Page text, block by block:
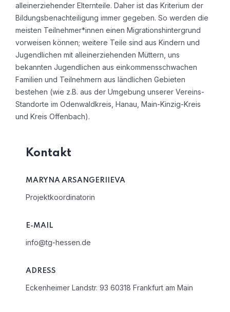
alleinerziehender Elternteile. Daher ist das Kriterium der
Bildungsbenachteiligung immer gegeben. So werden die
meisten Teilnehmer*innen einen Migrationshintergrund
vorweisen können; weitere Teile sind aus Kindern und
Jugendlichen mit alleinerziehenden Müttern, uns
bekannten Jugendlichen aus einkommensschwachen
Familien und Teilnehmern aus ländlichen Gebieten
bestehen (wie z.B. aus der Umgebung unserer Vereins-
Standorte im Odenwaldkreis, Hanau, Main-Kinzig-Kreis
und Kreis Offenbach).
Kontakt
MARYNA ARSANGERIIEVA
Projektkoordinatorin
E-MAIL
info@tg-hessen.de
ADRESS
Eckenheimer Landstr. 93 60318 Frankfurt am Main